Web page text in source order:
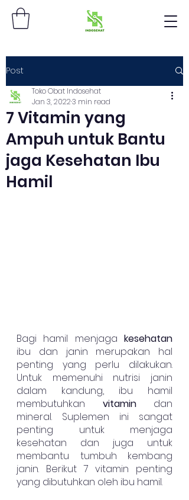
Post
7 Vitamin yang
Ampuh untuk Bantu
jaga Kesehatan Ibu
Hamil
Toko Obat Indosehat
Jan 3, 20223 min read
Bagi hamil menjaga kesehatan
ibu dan janin merupakan hal
penting yang perlu dilakukan.
Untuk memenuhi nutrisi janin
dalam kandung, ibu hamil
membutuhkan vitamin dan
mineral. Suplemen ini sangat
penting untuk menjaga
kesehatan dan juga untuk
membantu tumbuh kembang
janin. Berikut 7 vitamin penting
yang dibutuhkan oleh ibu hamil.